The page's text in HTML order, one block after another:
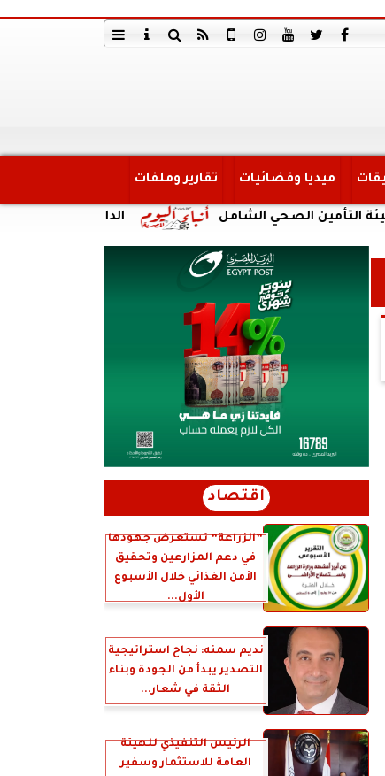
ميديا وفضائيات تقارير وملفات
الداخلية: ضبط أحد الأشخاص الصحي الشامل
اقتصاد
”الزراعة” تستعرض جهودها
في دعم المزارعين وتحقيق
الأمن الغذائي خلال الأسبوع
الأول...
نديم سمنه: نجاح استراتيجية
التصدير يبدأ من الجودة وبناء
الثقة في شعار...
الرئيس التنفيذي للهيئة
العامة للاستثمار وسفير